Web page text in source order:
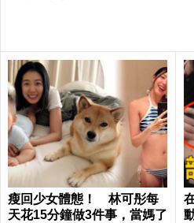
瘦回少女體態！ 林可彤每
天花15分鐘做3件事，當媽了